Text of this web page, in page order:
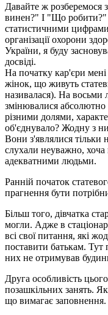
Давайте ж розберемося
винен?" І "Що
статистичними
організації охорони
України, я буду
досвіді.
На початку кар'єри
жінок, що живуть
називалася). На восьми
змінювалися абсолютно
різними долями,
об'єднувало? Жодну з
Вони з'являлися тільки
слухали неуважно, хоча
адекватними людьми.
Ранній початок
прагнення бути
Більш того, дівчатка
могли. Адже в
всі свої питання, які
поставити батькам. Тут
них не отримував
Друга особливість
позашкільних занять.
що вимагає заповнення.